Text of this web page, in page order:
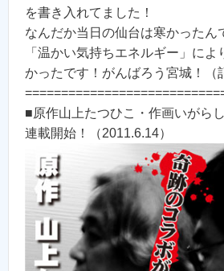
を書き入れてました！
なんだか当日の仙台は寒かったん
「温かい気持ちエネルギー」に
かったです！がんばろう宮城！（
■原作山上たつひこ・作画いがら
連載開始！（2011.6.14）